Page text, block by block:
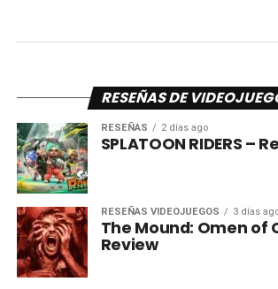
RESEÑAS DE
RESEÑAS 2 días ago
SPLATOON RIDERS –
RESEÑAS VIDEOJUEGOS 3 días
The Mound: Omen of
Review